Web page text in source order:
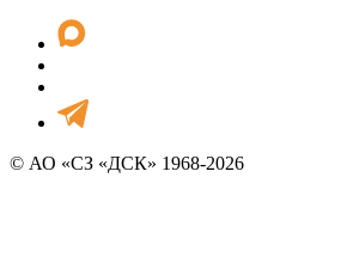
© АО «СЗ «ДСК» 1968-2026